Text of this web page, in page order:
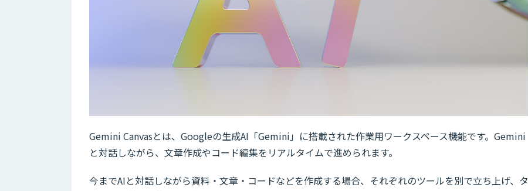
Gemini Canvasとは、Googleの生成AI「Gemini」に搭載された作業用ワークスペース機能です。Gemini
と対話しながら、文章作成やコード編集をリアルタイムで進められます。
今までAIと対話しながら資料・文章・コードなどを作成する場合、それぞれのツールを別で立ち上げ、タ